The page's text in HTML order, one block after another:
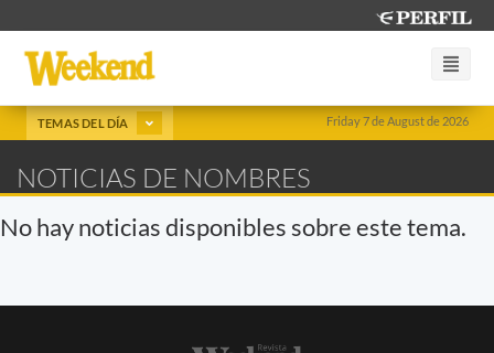
Friday 7 de August de 2026
TEMAS DEL DÍA
NOTICIAS DE NOMBRES
No hay noticias disponibles sobre este tema.